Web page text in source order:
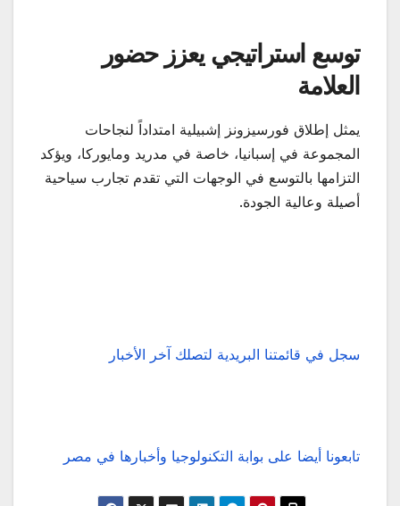
توسع استراتيجي يعزز حضور
العلامة
يمثل إطلاق فورسيزونز إشبيلية امتداداً لنجاحات
المجموعة في إسبانيا، خاصة في مدريد ومايوركا، ويؤكد
التزامها بالتوسع في الوجهات التي تقدم تجارب سياحية
أصيلة وعالية الجودة.
سجل في قائمتنا البريدية لتصلك آخر الأخبار
تابعونا أيضا على بوابة التكنولوجيا وأخبارها في مصر